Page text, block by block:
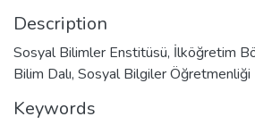
Description
Sosyal Bilimler Enstitüsü, İlköğretim
Bilim Dalı, Sosyal Bilgiler Öğretmenliği
Keywords